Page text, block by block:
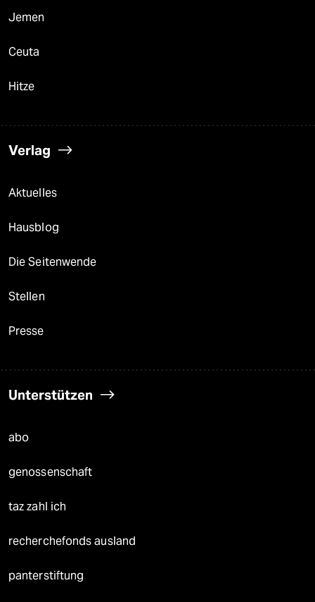
Jemen
Ceuta
Hitze
Verlag
Aktuelles
Hausblog
Die Seitenwende
Stellen
Presse
Unterstützen
abo
genossenschaft
taz zahl ich
recherchefonds ausland
panterstiftung